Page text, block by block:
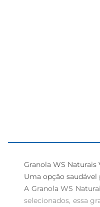
Granola WS Naturais
Uma opção saudável
A Granola WS
selecionados, essa